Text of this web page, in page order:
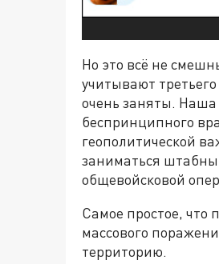
Но это всё не
учитывают
очень заняты. Наша
беспринципного
геополитической
заниматься
общевойсковой
Самое простое, что
массового
территорию.